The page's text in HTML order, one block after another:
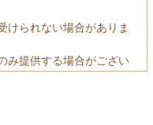
けられない場合がありま
み提供する場合がござい
められる委託先に委託